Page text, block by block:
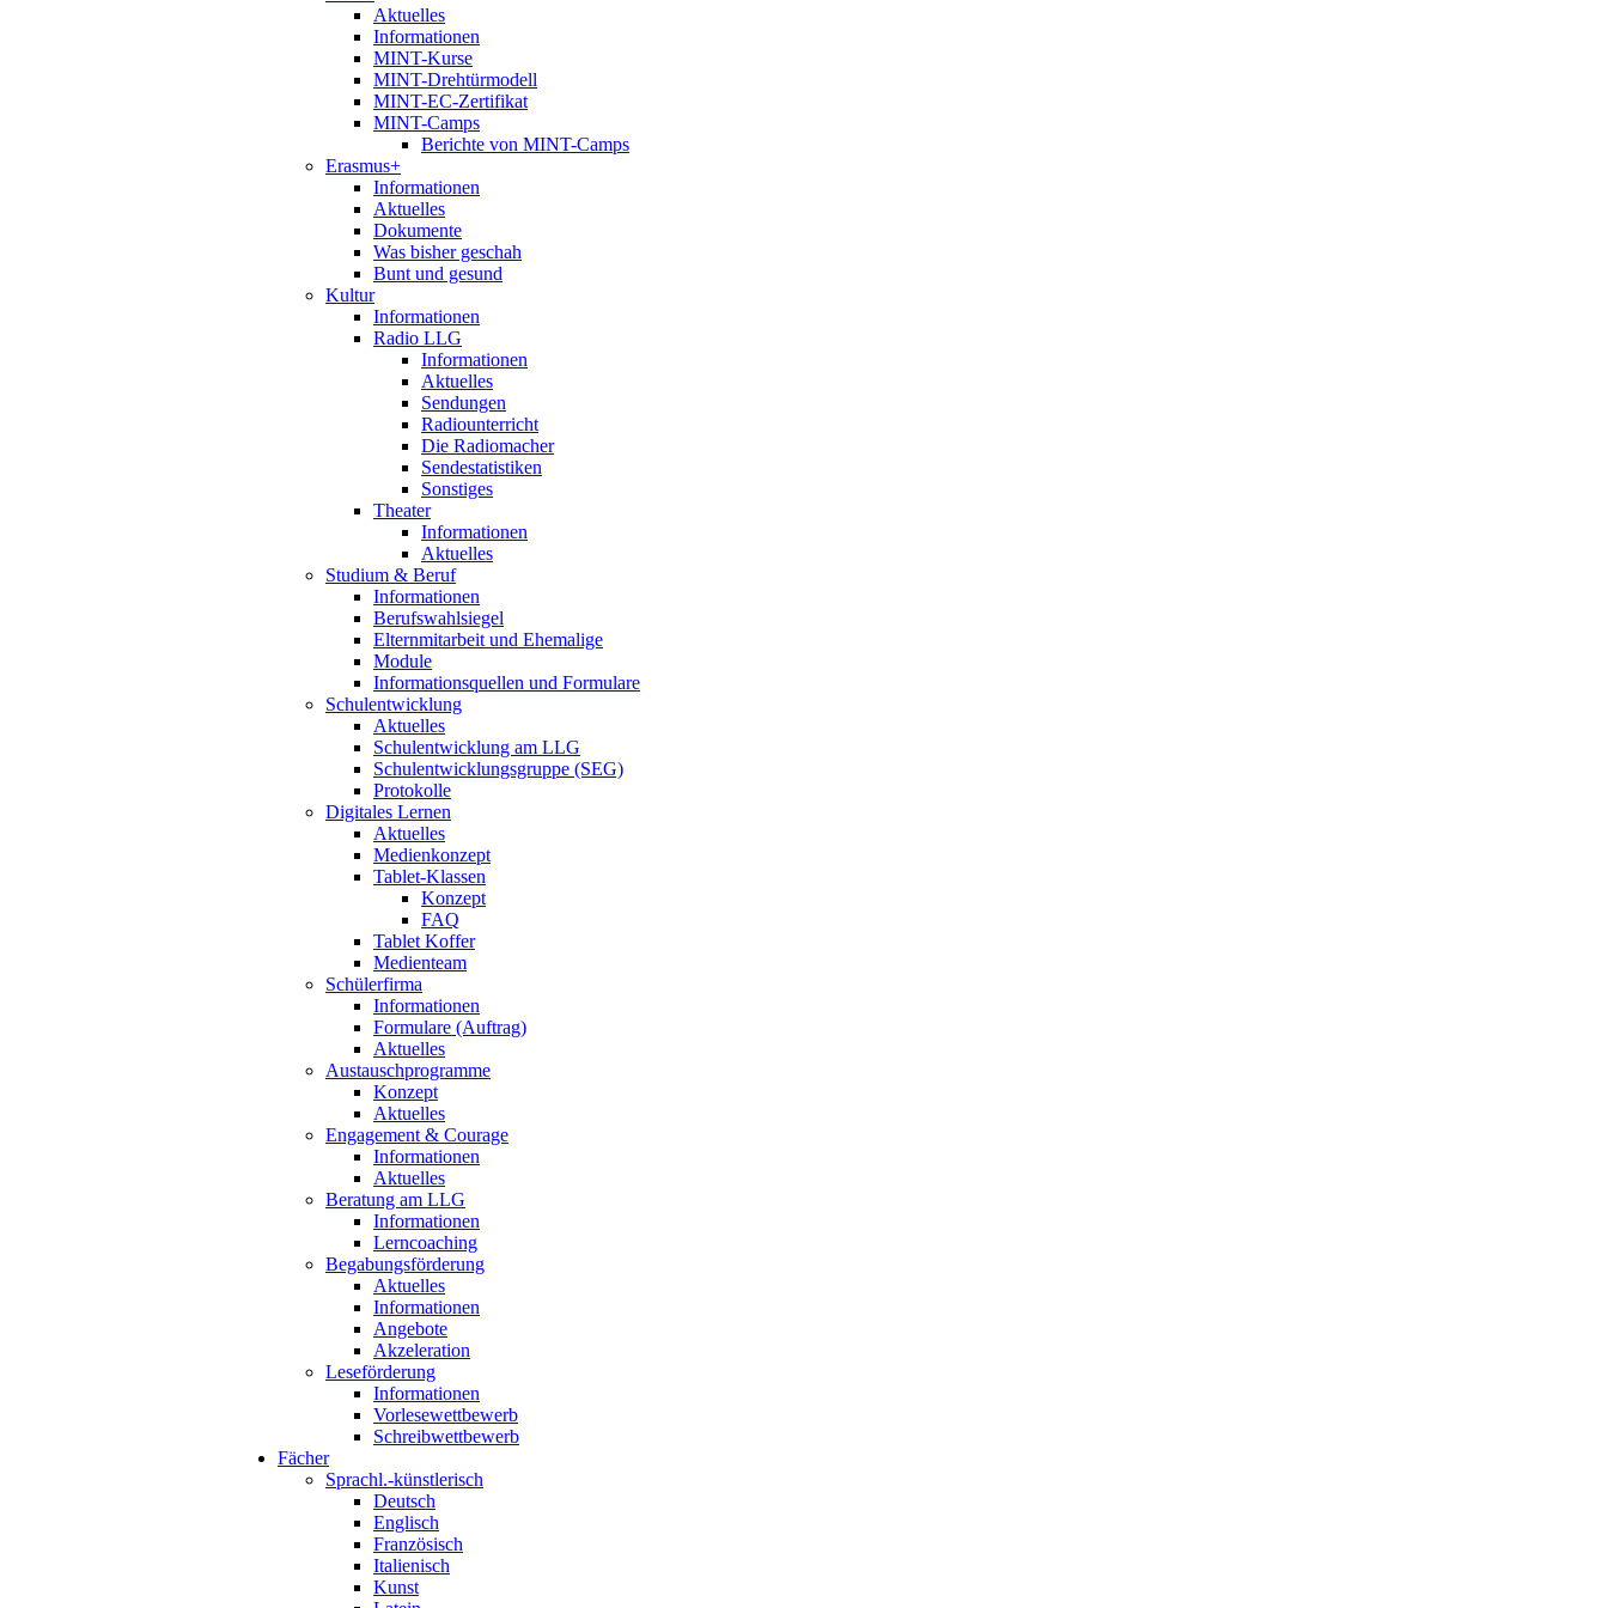
Aktuelles
Informationen
MINT-Kurse
MINT-Drehtürmodell
MINT-EC-Zertifikat
MINT-Camps
Berichte von MINT-Camps
Erasmus+
Informationen
Aktuelles
Dokumente
Was bisher geschah
Bunt und gesund
Kultur
Informationen
Radio LLG
Informationen
Aktuelles
Sendungen
Radiounterricht
Die Radiomacher
Sendestatistiken
Sonstiges
Theater
Informationen
Aktuelles
Studium & Beruf
Informationen
Berufswahlsiegel
Elternmitarbeit und Ehemalige
Module
Informationsquellen und Formulare
Schulentwicklung
Aktuelles
Schulentwicklung am LLG
Schulentwicklungsgruppe (SEG)
Protokolle
Digitales Lernen
Aktuelles
Medienkonzept
Tablet-Klassen
Konzept
FAQ
Tablet Koffer
Medienteam
Schülerfirma
Informationen
Formulare (Auftrag)
Aktuelles
Austauschprogramme
Konzept
Aktuelles
Engagement & Courage
Informationen
Aktuelles
Beratung am LLG
Informationen
Lerncoaching
Begabungsförderung
Aktuelles
Informationen
Angebote
Akzeleration
Leseförderung
Informationen
Vorlesewettbewerb
Schreibwettbewerb
Fächer
Sprachl.-künstlerisch
Deutsch
Englisch
Französisch
Italienisch
Kunst